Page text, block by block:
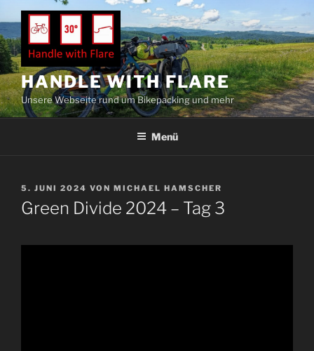
Zum
Inhalt
springen
HANDLE WITH FLARE
Unsere Webseite rund um Bikepacking und mehr
Menü
VERÖFFENTLICHT
AM
5. JUNI 2024 VON MICHAEL HAMSCHER
Green Divide 2024 – Tag 3